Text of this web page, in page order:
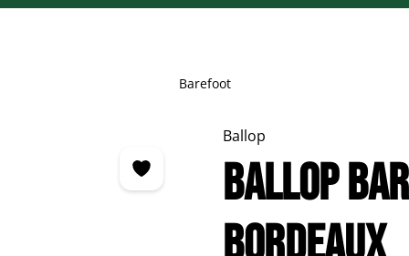
Barefoot
Ballop
BALLOP